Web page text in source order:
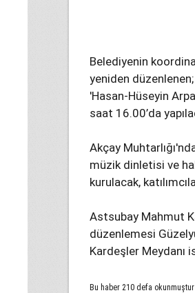
Belediyenin
yeniden düzenlenen;
'Hasan-Hüseyin
saat 16.00’da
Akçay
müzik dinletisi ve
kurulacak,
Astsubay Mahmut
düzenlemesi
Kardeşler Meydanı
Bu haber 210 defa okunmuştur